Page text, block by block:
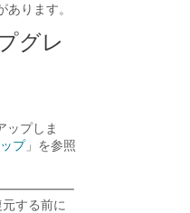
ります。
グレ
ップしま
プ」を参照
する前に